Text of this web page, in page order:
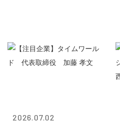
2026.07.02